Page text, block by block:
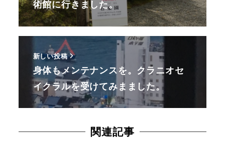
術館に行きました。
新しい投稿
身体もメンテナンスを。クラニオセ
イクラルを受けてみまました。
関連記事